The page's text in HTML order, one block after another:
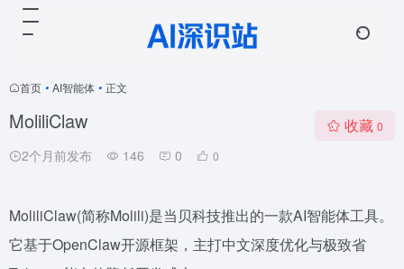
首页 • AI智能体 • 正文
MoliliClaw
2个月前发布 146 0 0
收藏 0
MoliliClaw(简称Molili)是当贝科技推出的一款AI智能体工具。
它基于OpenClaw开源框架，主打中文深度优化与极致省